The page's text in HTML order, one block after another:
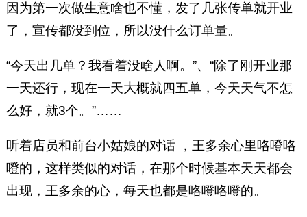
因为第一次做生意啥也不懂，发了几张传单就开业
了，宣传都没到位，所以没什么订单量。
“今天出几单？我看着没啥人啊。”、“除了刚开业那
一天还行，现在一天大概就四五单，今天天气不怎
么好，就3个。”……
听着店员和前台小姑娘的对话 ，王多余心里咯噔咯
噔的，这样类似的对话，在那个时候基本天天都会
出现，王多余的心，每天也都是咯噔咯噔的。